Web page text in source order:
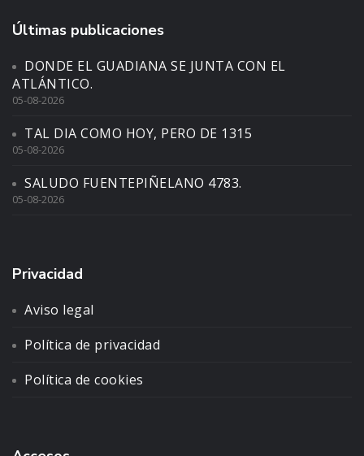
Últimas publicaciones
DONDE EL GUADIANA SE JUNTA CON EL
ATLÁNTICO.
05-08-2026
TAL DIA COMO HOY, PERO DE 1315
05-08-2026
SALUDO FUENTEPIÑELANO 4783.
05-08-2026
Privacidad
Aviso legal
Política de privacidad
Política de cookies